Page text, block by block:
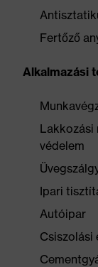
Fertőző
Alkalmazási
Lakkozási
védelem
Ipari
Autóipar
Csiszolási